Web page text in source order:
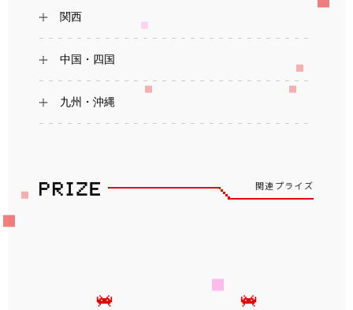
関西
中国・四国
九州・沖縄
関連プライズ